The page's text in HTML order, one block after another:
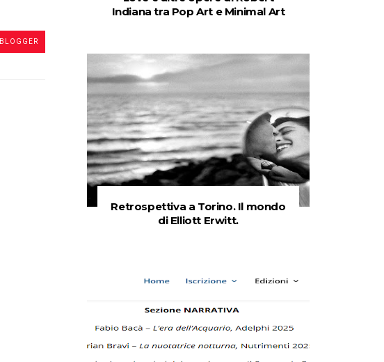
BLOGGER
Indiana tra Pop Art e Minimal Art
Retrospettiva a Torino. Il mondo
di Elliott Erwitt.